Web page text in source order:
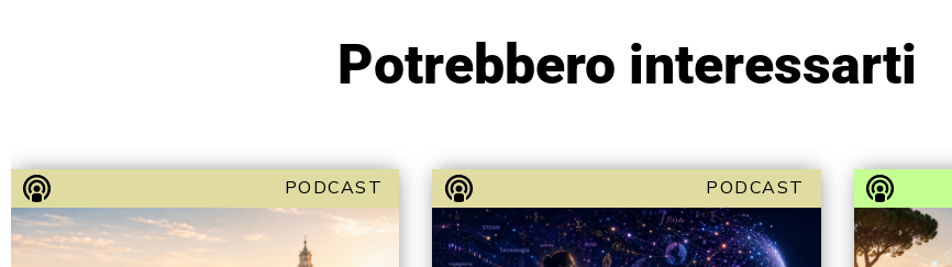
Potrebbero interessarti
PODCAST PODCAST